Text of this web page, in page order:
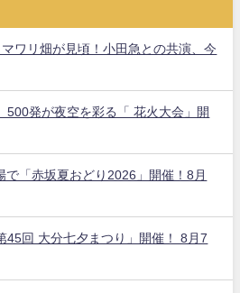
ワリ畑が見頃！小田急との共演、今
500発が夜空を彩る「 花火大会」開
で「赤坂夏おどり2026」開催！8月
45回 大分七夕まつり」開催！ 8月7